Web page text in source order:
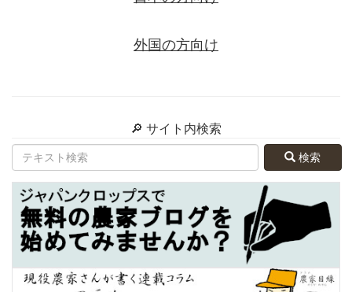
外国の方向け
🔎 サイト内検索
検索